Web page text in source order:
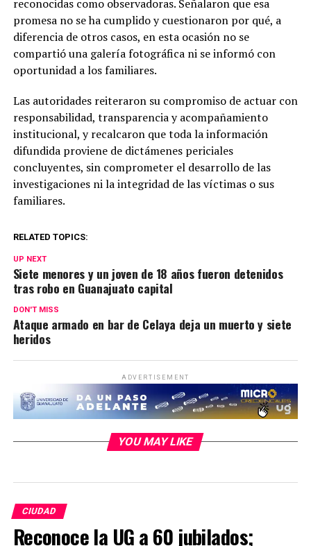
reconocidas como observadoras. Señalaron que esa
promesa no se ha cumplido y cuestionaron por qué, a
diferencia de otros casos, en esta ocasión no se
compartió una galería fotográfica ni se informó con
oportunidad a los familiares.
Las autoridades reiteraron su compromiso de actuar con
responsabilidad, transparencia y acompañamiento
institucional, y recalcaron que toda la información
difundida proviene de dictámenes periciales
concluyentes, sin comprometer el desarrollo de las
investigaciones ni la integridad de las víctimas o sus
familiares.
RELATED TOPICS:
UP NEXT
Siete menores y un joven de 18 años fueron detenidos
tras robo en Guanajuato capital
DON'T MISS
Ataque armado en bar de Celaya deja un muerto y siete
heridos
ADVERTISEMENT
YOU MAY LIKE
CIUDAD
Reconoce la UG a 60 jubilados;